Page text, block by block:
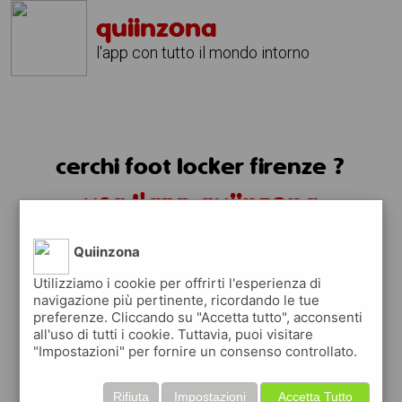
quiinzona
l'app con tutto il mondo intorno
cerchi foot locker firenze ?
usa l'app quiinzona
Quiinzona
Utilizziamo i cookie per offrirti l'esperienza di
navigazione più pertinente, ricordando le tue
preferenze. Cliccando su "Accetta tutto", acconsenti
all'uso di tutti i cookie. Tuttavia, puoi visitare
"Impostazioni" per fornire un consenso controllato.
Accetta Tutto
Impostazioni
Rifiuta